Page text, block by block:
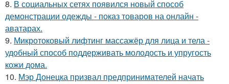
8. В социальных сетях появился новый способ
демонстрации одежды - показ товаров на онлайн -
аватарах.
9. Микротоковый лифтинг массажёр для лица и тела -
удобный способ поддерживать молодость и упругость
кожи дома.
10. Мэр Донецка призвал предпринимателей начать